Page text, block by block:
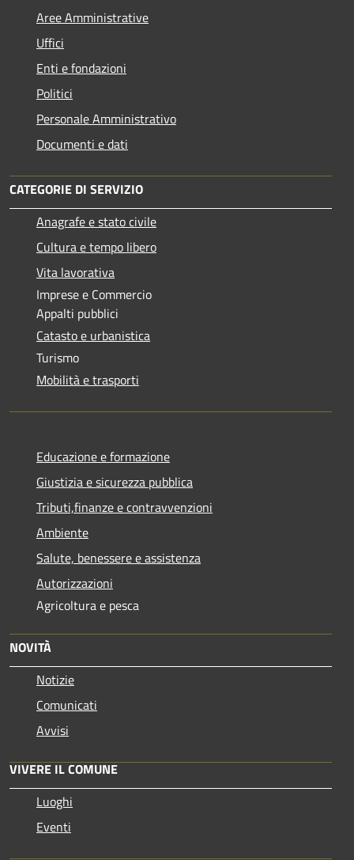
Aree Amministrative
Uffici
Enti e fondazioni
Politici
Personale Amministrativo
Documenti e dati
CATEGORIE DI SERVIZIO
Anagrafe e stato civile
Cultura e tempo libero
Vita lavorativa
Imprese e Commercio
Appalti pubblici
Catasto e urbanistica
Turismo
Mobilità e trasporti
Educazione e formazione
Giustizia e sicurezza pubblica
Tributi,finanze e contravvenzioni
Ambiente
Salute, benessere e assistenza
Autorizzazioni
Agricoltura e pesca
NOVITÀ
Notizie
Comunicati
Avvisi
VIVERE IL COMUNE
Luoghi
Eventi